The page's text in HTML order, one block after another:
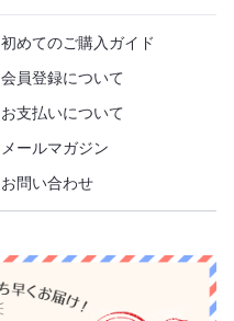
初めてのご購入ガイド
会員登録について
お支払いについて
メールマガジン
お問い合わせ